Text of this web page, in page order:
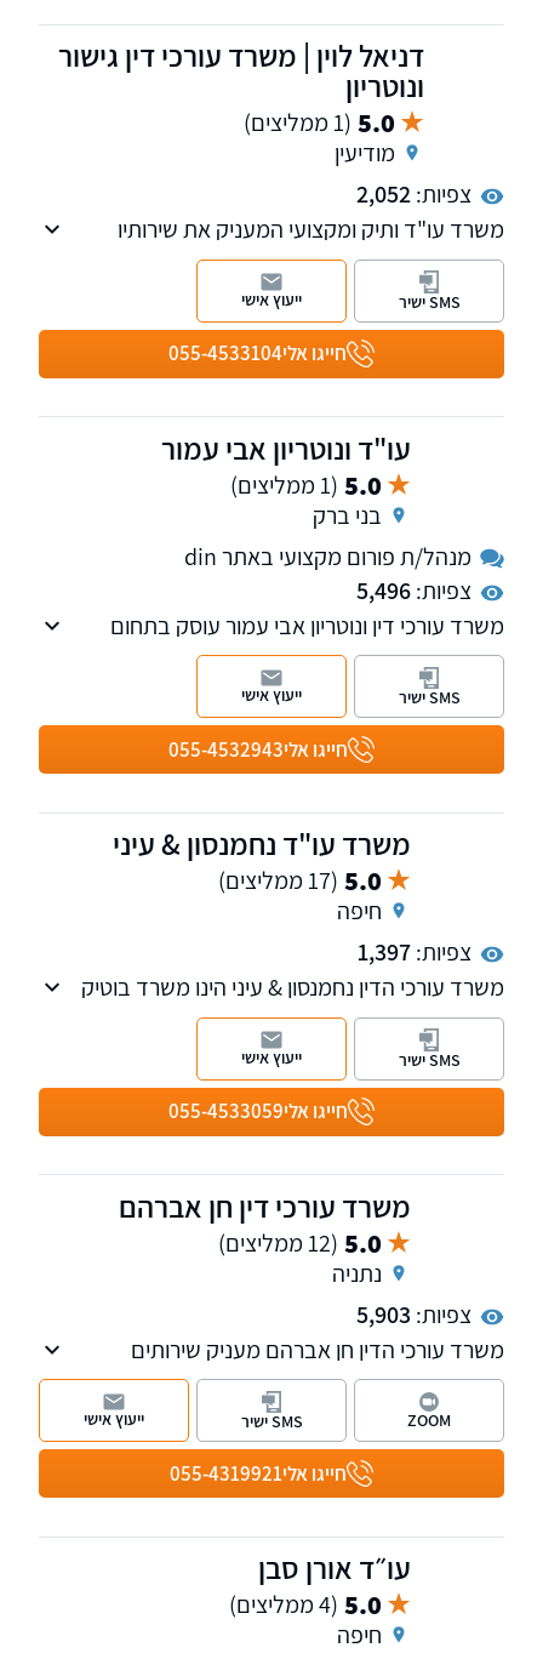
דניאל לוין | משרד עורכי דין גישור
ונוטריון
5.0 (1 ממליצים)
מודיעין
צפיות:2,052
משרד עו"ד ותיק ומקצועי המעניק את שירותיו
בתחומי המשפט האזרחי, לרבות מקרקעין, חוזים,
משפחה ומעמד אישי
חייגו אלי055-4533104
SMS ישיר ייעוץ אישי
עו"ד ונוטריון אבי עמור
5.0 (1 ממליצים)
בני ברק
מנהל/ת פורום מקצועי באתר din
צפיות:5,496
משרד עורכי דין ונוטריון אבי עמור עוסק בתחום
האזרחי-מסחרי, מקרקעין ודיני עבודה ומעניק
ללקוחותיו סל שירותים שלם תחת קורת גג אחת.
חייגו אלי055-4532943
SMS ישיר ייעוץ אישי
משרד עו"ד נחמנסון & עיני
5.0 (17 ממליצים)
חיפה
צפיות:1,397
משרד עורכי הדין נחמנסון & עיני הינו משרד בוטיק
העוסק בצוואות, ירושות, הסכמי ממון, ייפוי כוח
מתמשך, מקרקעין ונדל"ן
חייגו אלי055-4533059
SMS ישיר ייעוץ אישי
משרד עורכי דין חן אברהם
5.0 (12 ממליצים)
נתניה
צפיות: 5,903
משרד עורכי הדין חן אברהם מעניק שירותים
בתחומי המקרקעין ונזיקין, חבר לשכת עורכי הדין
משנת 2014 , המשרד מביא איתו נסיון ייחודי מעולם
חברות ביטוח
חייגו אלי055-4319921
ZOOM SMS ישיר ייעוץ אישי
עו״ד אורן סבן
5.0 (4 ממליצים)
חיפה